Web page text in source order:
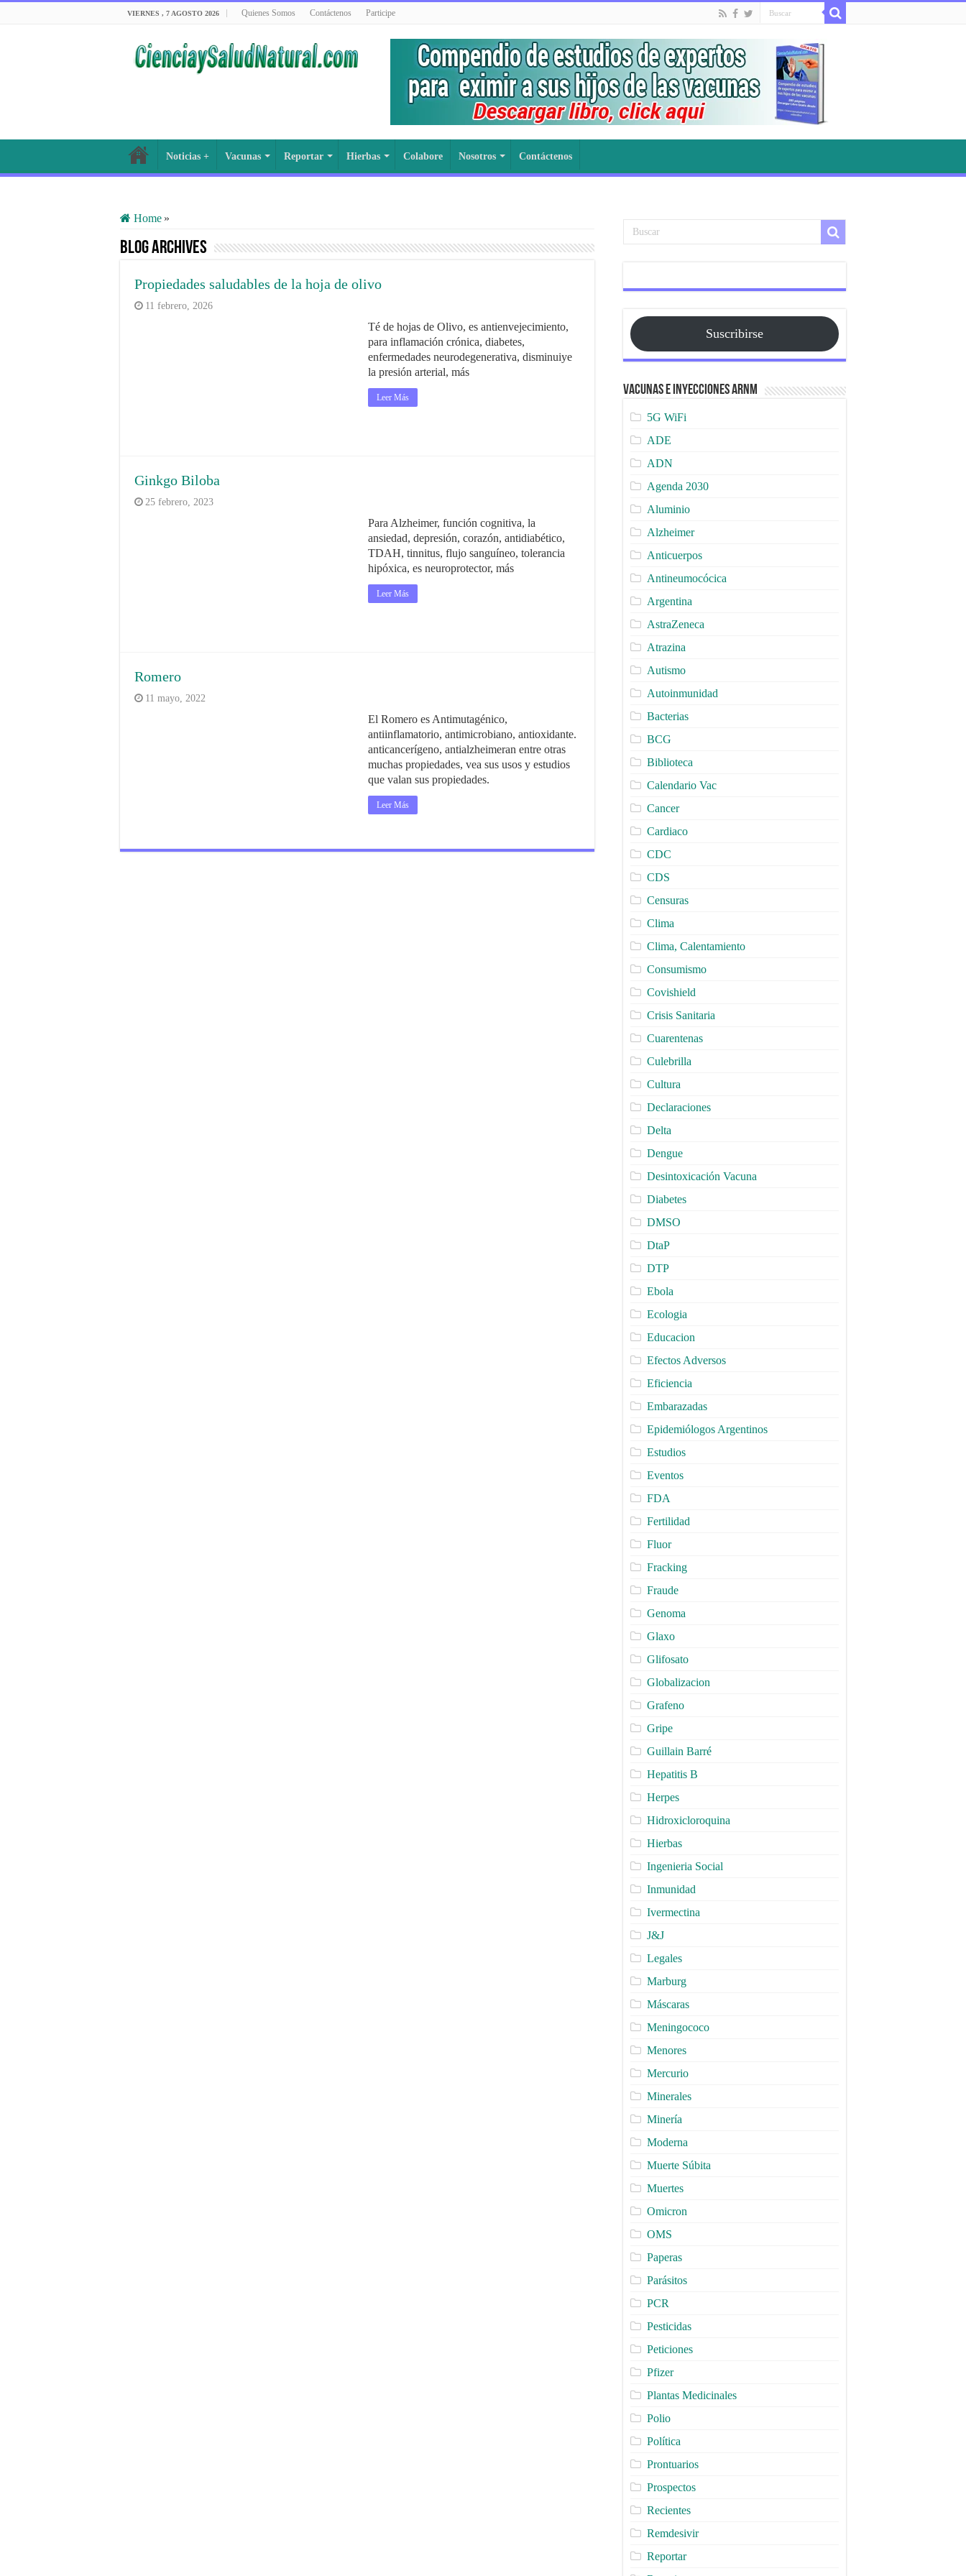
VIERNES , 7 AGOSTO 2026 Quienes Somos Contáctenos Participe
Noticias + Vacunas Reportar Hierbas Colabore Nosotros Contáctenos
Home »
Blog Archives
Propiedades saludables de la hoja de olivo
11 febrero, 2026
Té de hojas de Olivo, es antienvejecimiento,
para inflamación crónica, diabetes,
enfermedades neurodegenerativa, disminuiye
la presión arterial, más
Leer Más
Ginkgo Biloba
25 febrero, 2023
Para Alzheimer, función cognitiva, la
ansiedad, depresión, corazón, antidiabético,
TDAH, tinnitus, flujo sanguíneo, tolerancia
hipóxica, es neuroprotector, más
Leer Más
Romero
11 mayo, 2022
El Romero es Antimutagénico,
antiinflamatorio, antimicrobiano, antioxidante.
anticancerígeno, antialzheimeran entre otras
muchas propiedades, vea sus usos y estudios
que valan sus propiedades.
Leer Más
Suscribirse
Vacunas e Inyecciones ARNm
5G WiFi
ADE
ADN
Agenda 2030
Aluminio
Alzheimer
Anticuerpos
Antineumocócica
Argentina
AstraZeneca
Atrazina
Autismo
Autoinmunidad
Bacterias
BCG
Biblioteca
Calendario Vac
Cancer
Cardiaco
CDC
CDS
Censuras
Clima
Clima, Calentamiento
Consumismo
Covishield
Crisis Sanitaria
Cuarentenas
Culebrilla
Cultura
Declaraciones
Delta
Dengue
Desintoxicación Vacuna
Diabetes
DMSO
DtaP
DTP
Ebola
Ecologia
Educacion
Efectos Adversos
Eficiencia
Embarazadas
Epidemiólogos Argentinos
Estudios
Eventos
FDA
Fertilidad
Fluor
Fracking
Fraude
Genoma
Glaxo
Glifosato
Globalizacion
Grafeno
Gripe
Guillain Barré
Hepatitis B
Herpes
Hidroxicloroquina
Hierbas
Ingenieria Social
Inmunidad
Ivermectina
J&J
Legales
Marburg
Máscaras
Meningococo
Menores
Mercurio
Minerales
Minería
Moderna
Muerte Súbita
Muertes
Omicron
OMS
Paperas
Parásitos
PCR
Pesticidas
Peticiones
Pfizer
Plantas Medicinales
Polio
Política
Prontuarios
Prospectos
Recientes
Remdesivir
Reportar